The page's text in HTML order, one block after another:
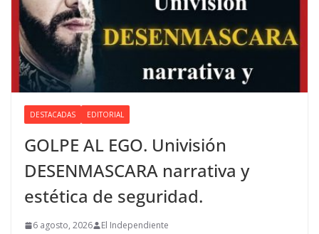
DESTACADAS EDITORIAL
GOLPE AL EGO. Univisión
DESENMASCARA narrativa y
estética de seguridad.
6 agosto, 2026 El Independiente